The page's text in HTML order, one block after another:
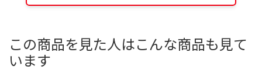
この商品を見た人はこんな商品も見て
います